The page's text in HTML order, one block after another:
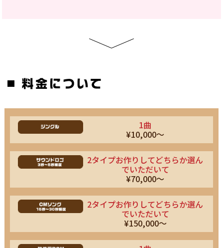
1曲
¥10,000～
2タイプお作りしてどちらか選ん
でいただいて
¥70,000～
2タイプお作りしてどちらか選ん
でいただいて
¥150,000～